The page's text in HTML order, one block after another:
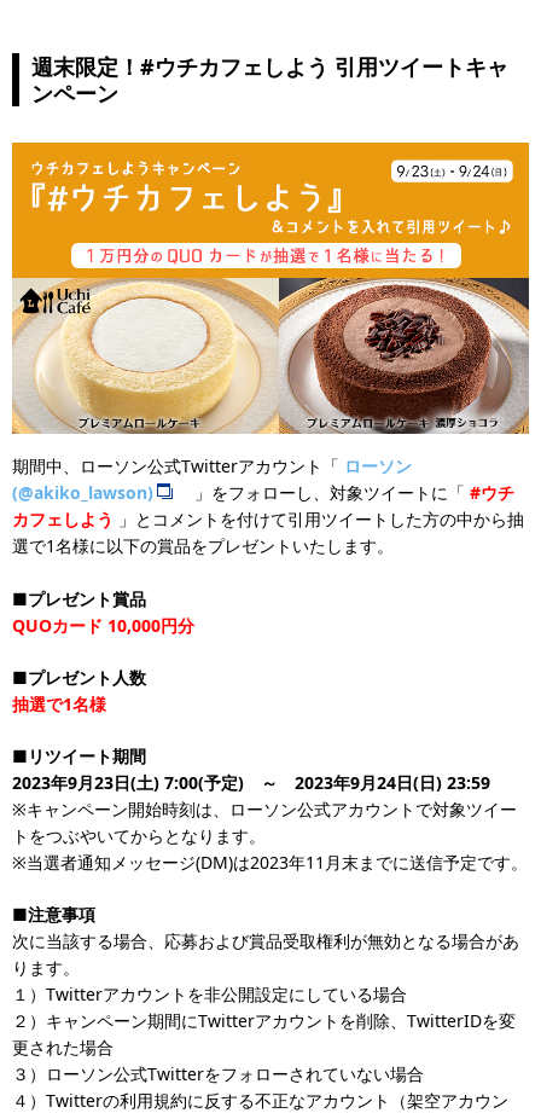
週末限定！#ウチカフェしよう 引用ツイートキャ
ンペーン
期間中、ローソン公式Twitterアカウント「 ローソン
(@akiko_lawson)
」をフォローし、対象ツイートに「 #ウチ
カフェしよう
」とコメントを付けて引用ツイートした方の中から抽
選で1名様に以下の賞品をプレゼントいたします。
■プレゼント賞品
QUOカード 10,000円分
■プレゼント人数
抽選で1名様
■リツイート期間
2023年9月23日(土) 7:00(予定) ～ 2023年9月24日(日) 23:59
※キャンペーン開始時刻は、ローソン公式アカウントで対象ツイー
トをつぶやいてからとなります。
※当選者通知メッセージ(DM)は2023年11月末までに送信予定です。
■注意事項
次に当該する場合、応募および賞品受取権利が無効となる場合があ
ります。
１）Twitterアカウントを非公開設定にしている場合
２）キャンペーン期間にTwitterアカウントを削除、TwitterIDを変
更された場合
３）ローソン公式Twitterをフォローされていない場合
４）Twitterの利用規約に反する不正なアカウント（架空アカウン